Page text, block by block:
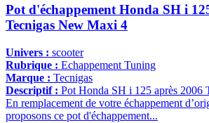
Pot d'échappement Honda SH i
Tecnigas New Maxi 4
Univers : scooter
Rubrique : Echappement Tuning
Marque : Tecnigas
Descriptif : Pot Honda SH i 125 après 2006
En remplacement de votre échappement
proposons ce pot d'échappement...